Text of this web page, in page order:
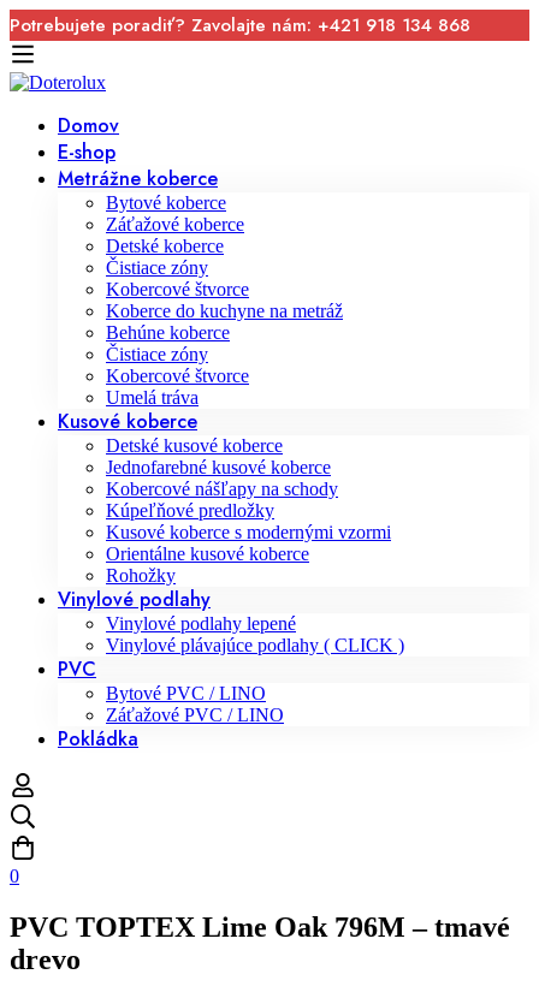
Potrebujete poradiť? Zavolajte nám: +421 918 134 868
Domov
E-shop
Metrážne koberce
Bytové koberce
Záťažové koberce
Detské koberce
Čistiace zóny
Kobercové štvorce
Koberce do kuchyne na metráž
Behúne koberce
Čistiace zóny
Kobercové štvorce
Umelá tráva
Kusové koberce
Detské kusové koberce
Jednofarebné kusové koberce
Kobercové nášľapy na schody
Kúpeľňové predložky
Kusové koberce s modernými vzormi
Orientálne kusové koberce
Rohožky
Vinylové podlahy
Vinylové podlahy lepené
Vinylové plávajúce podlahy ( CLICK )
PVC
Bytové PVC / LINO
Záťažové PVC / LINO
Pokládka
0
PVC TOPTEX Lime Oak 796M – tmavé
drevo